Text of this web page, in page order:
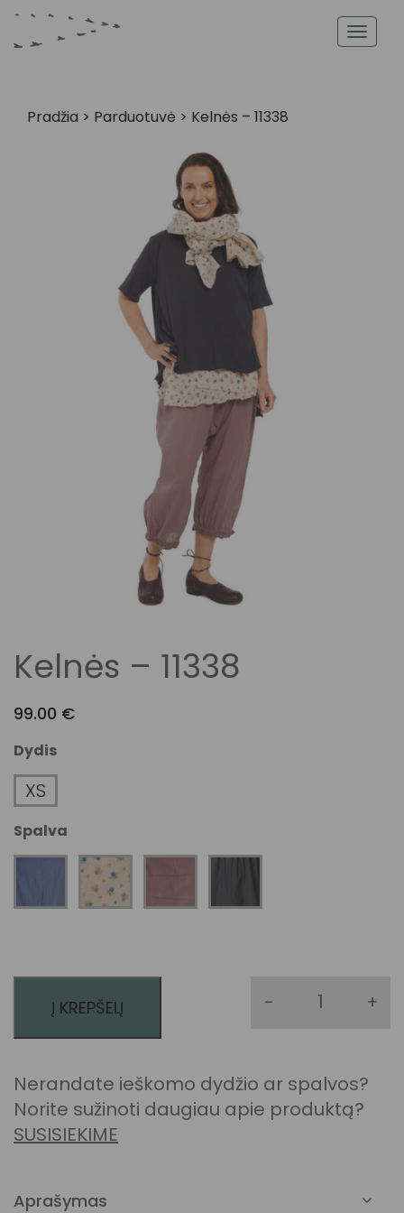
Pradžia > Parduotuvė > Kelnės – 11338
Kelnės – 11338
99.00 €
Dydis
XS
Spalva
produkto
- +
Į KREPŠELĮ
Nerandate ieškomo dydžio ar spalvos?
Norite sužinoti daugiau apie produktą?
SUSISIEKIME
Aprašymas